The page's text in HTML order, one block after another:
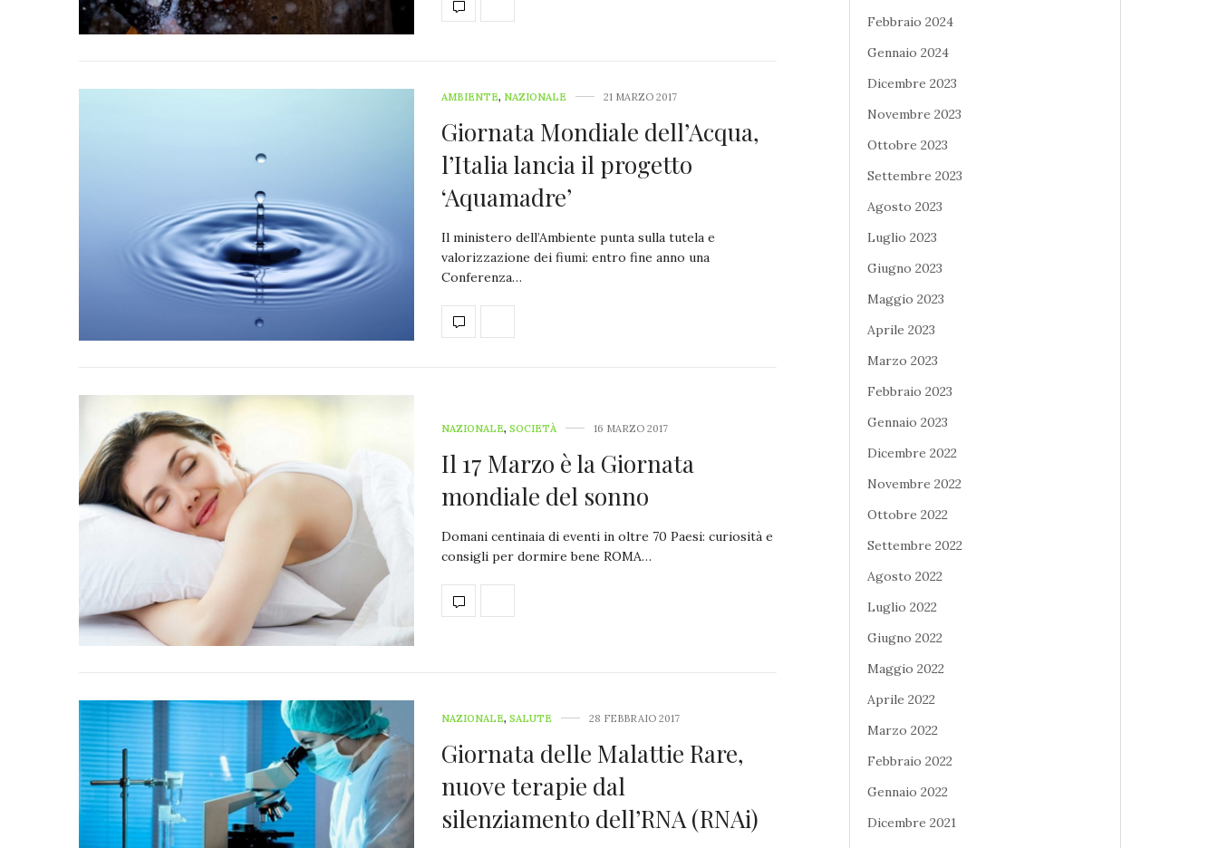
AMBIENTE, NAZIONALE 21 MARZO 2017
Giornata Mondiale dell’Acqua,
l’Italia lancia il progetto
‘Aquamadre’
Il ministero dell’Ambiente punta sulla tutela e
valorizzazione dei fiumi: entro fine anno una
Conferenza…
NAZIONALE, SOCIETÀ 16 MARZO 2017
Il 17 Marzo è la Giornata
mondiale del sonno
Domani centinaia di eventi in oltre 70 Paesi: curiosità e
consigli per dormire bene ROMA…
NAZIONALE, SALUTE 28 FEBBRAIO 2017
Giornata delle Malattie Rare,
nuove terapie dal
silenziamento dell’RNA (RNAi)
Febbraio 2024
Gennaio 2024
Dicembre 2023
Novembre 2023
Ottobre 2023
Settembre 2023
Agosto 2023
Luglio 2023
Giugno 2023
Maggio 2023
Aprile 2023
Marzo 2023
Febbraio 2023
Gennaio 2023
Dicembre 2022
Novembre 2022
Ottobre 2022
Settembre 2022
Agosto 2022
Luglio 2022
Giugno 2022
Maggio 2022
Aprile 2022
Marzo 2022
Febbraio 2022
Gennaio 2022
Dicembre 2021